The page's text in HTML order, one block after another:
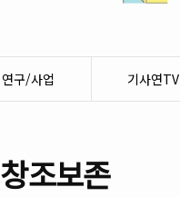
연구/사업 기사연TV
창조보존